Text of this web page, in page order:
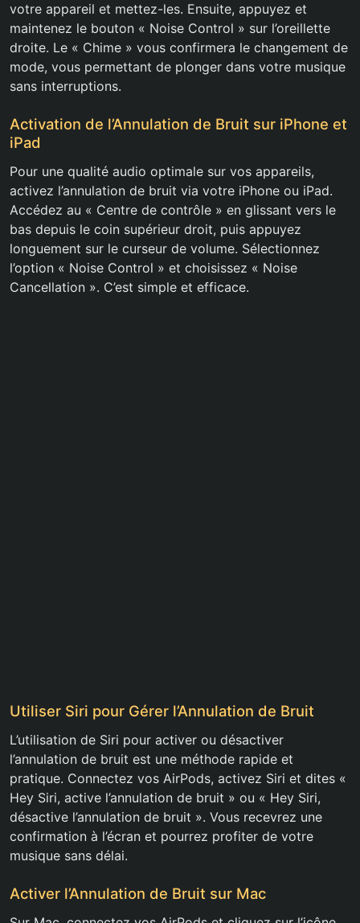
votre appareil et mettez-les. Ensuite, appuyez et
maintenez le bouton « Noise Control » sur l’oreillette
droite. Le « Chime » vous confirmera le changement de
mode, vous permettant de plonger dans votre musique
sans interruptions.
Activation de l’Annulation de Bruit sur iPhone et
iPad
Pour une qualité audio optimale sur vos appareils,
activez l’annulation de bruit via votre iPhone ou iPad.
Accédez au « Centre de contrôle » en glissant vers le
bas depuis le coin supérieur droit, puis appuyez
longuement sur le curseur de volume. Sélectionnez
l’option « Noise Control » et choisissez « Noise
Cancellation ». C’est simple et efficace.
Utiliser Siri pour Gérer l’Annulation de Bruit
L’utilisation de Siri pour activer ou désactiver
l’annulation de bruit est une méthode rapide et
pratique. Connectez vos AirPods, activez Siri et dites «
Hey Siri, active l’annulation de bruit » ou « Hey Siri,
désactive l’annulation de bruit ». Vous recevrez une
confirmation à l’écran et pourrez profiter de votre
musique sans délai.
Activer l’Annulation de Bruit sur Mac